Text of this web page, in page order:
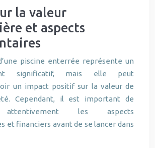
la valeur
et aspects
piscine enterrée représente un
significatif, mais elle peut
un impact positif sur la valeur de
Cependant, il est important de
attentivement les aspects
et financiers avant de se lancer dans